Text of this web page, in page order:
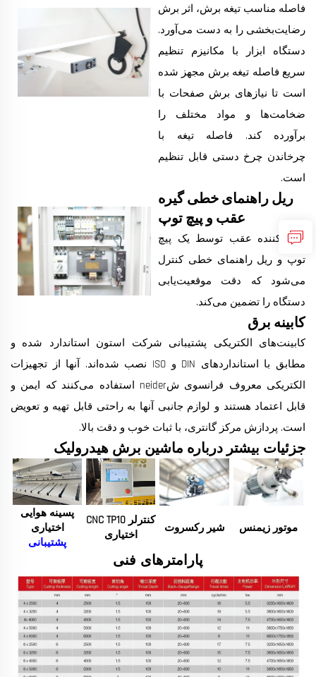
فاصله مناسب تیغه برش، اثر برش
رضایت‌بخشی را به دست می‌آورد.
دستگاه ابزار با مکانیزم تنظیم
سریع فاصله تیغه برش مجهز شده
است تا نیازهای برش صفحات با
ضخامت‌ها و مواد مختلف را
برآورده کند. فاصله تیغه با
چرخاندن چرخ دستی قابل تنظیم
است.
ریل راهنمای خطی گیره
عقب و پیچ توپ
توقف‌کننده عقب توسط یک پیچ
توپ و ریل راهنمای خطی کنترل
می‌شود که دقت موقعیت‌یابی
دستگاه را تضمین می‌کند.
کابینه برق
کابینت‌های الکتریکی پشتیبانی شرکت استون استاندارد شده و
مطابق با استانداردهای DIN و ISO نصب شده‌اند. آنها از تجهیزات
الکتریکی معروف فرانسوی شneider استفاده می‌کنند که ایمن و
قابل اعتماد هستند و لوازم جانبی آنها به راحتی قابل تهیه و تعویض
است. پردازش مرکز گانتری، با ثبات خوب و دقت بالا.
جزئیات بیشتر درباره ماشین برش هیدرولیک
موتور زیمنس شیر رکسروت
کنترلر CNC TP10
اختیاری
پسینه هوایی
اختیاری
پشتیبانی
پارامترهای فنی